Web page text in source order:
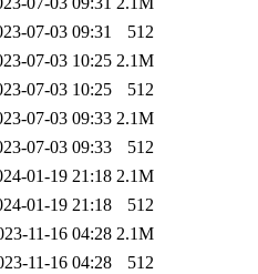
07-03 09:31
512
07-03 10:25 2.1M
07-03 10:25
512
07-03 09:33 2.1M
07-03 09:33
512
01-19 21:18 2.1M
01-19 21:18
512
11-16 04:28 2.1M
11-16 04:28 512